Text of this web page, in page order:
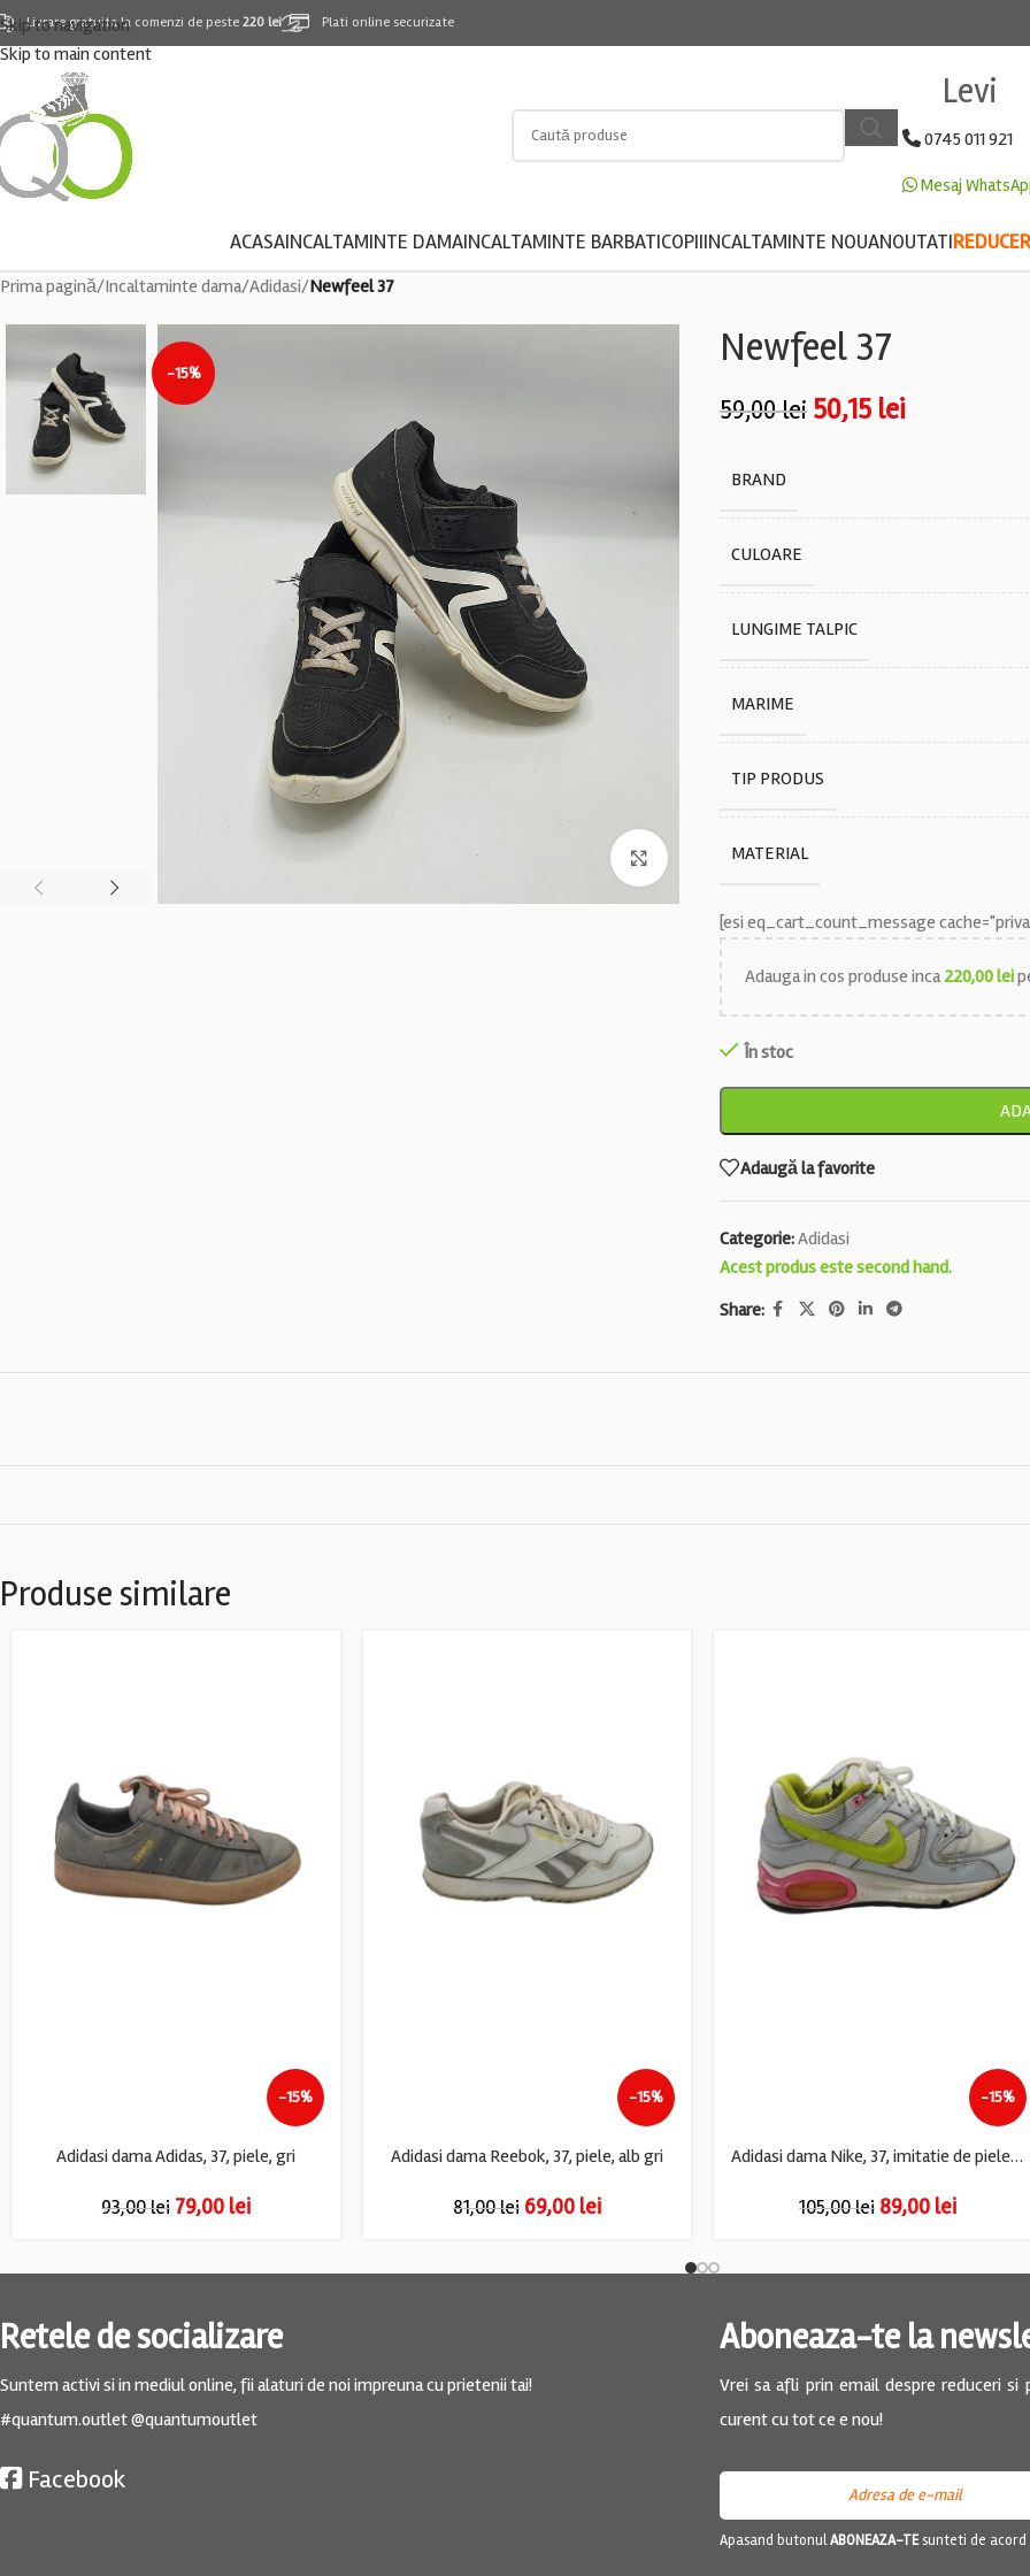
Skip to navigation
Skip to main content
Livrare gratuita la comenzi de peste 220 lei Plati online securizate
Levi
0745 011 921
Mesaj
ACASAINCALTAMINTE DAMAINCALTAMINTE BARBATICOPIIINCALTAMINTE NOUANOUTATI
Prima pagină/Incaltaminte dama/Adidasi/Newfeel 37
-15%
Faceți click pentru a mări
Newfeel 37
59,00lei 50,15 lei
BRAND
CULOARE
LUNGIME TALPIC
MARIME
TIP PRODUS
MATERIAL
[esi eq_cart_count_message
Adauga in cos produse inca220,00lei
În stoc
Adaugă la favorite
Categorie:Adidasi
Acest produs este second hand.
Share:
Produse similare
-15%
Adidasi dama Adidas, 37, piele, gri
93,00lei 79,00 lei
-15%
Adidasi dama Reebok, 37, piele, alb gri
81,00lei 69,00 lei
-15%
Adidasi dama Nike, 37, imitatie de piele, material textil, alb gri
105,00lei 89,00 lei
Retele de socializare
Suntem activi si in mediul online, fii alaturi de noi impreuna cu prietenii tai!
#quantum.outlet @quantumoutlet
Facebook
Aboneaza-te la
Vrei sa afli prin email despre reduceri
curent cu tot ce e nou!
Apasand butonulABONEAZA-TEsunteti de acord